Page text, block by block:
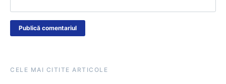
CELE MAI CITITE ARTICOLE